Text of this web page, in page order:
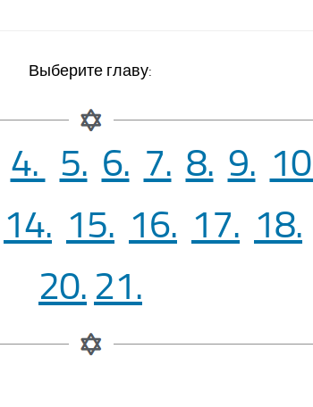
Выберите главу:
4. 5. 6. 7. 8. 9.
14. 15. 16. 17. 18.
20. 21.